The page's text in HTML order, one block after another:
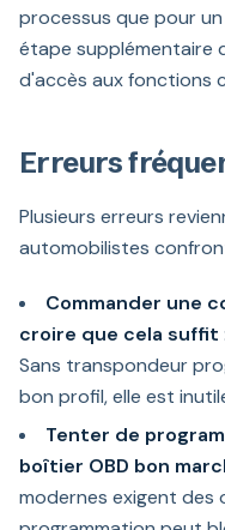
processus que pour
étape supplémentaire
d'accès aux fonctions
Erreurs
Plusieurs erreurs
automobilistes
Commander une
croire que cela suffit
Sans transpondeur
bon profil, elle est
Tenter de
boîtier OBD bon
modernes exigent des